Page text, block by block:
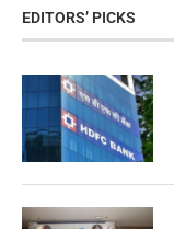
EDITORS’ PICKS